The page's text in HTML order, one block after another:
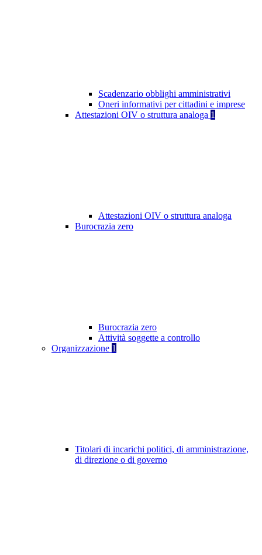
Scadenzario obblighi amministrativi
Oneri informativi per cittadini e imprese
Attestazioni OIV o struttura analoga 1
Attestazioni OIV o struttura analoga
Burocrazia zero
Burocrazia zero
Attività soggette a controllo
Organizzazione 1
Titolari di incarichi politici, di amministrazione,
di direzione o di governo